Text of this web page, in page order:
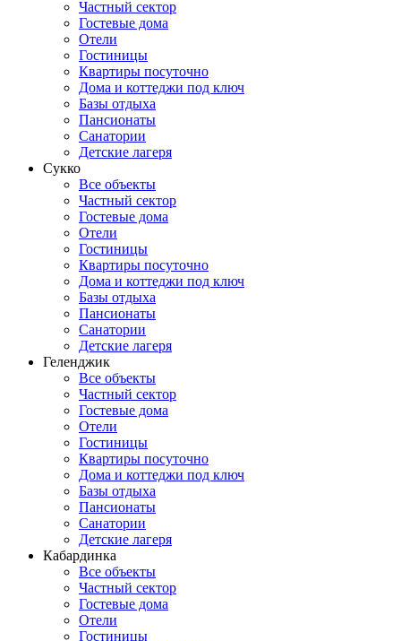
Частный сектор
Гостевые дома
Отели
Гостиницы
Квартиры посуточно
Дома и коттеджи под ключ
Базы отдыха
Пансионаты
Санатории
Детские лагеря
Сукко
Все объекты
Частный сектор
Гостевые дома
Отели
Гостиницы
Квартиры посуточно
Дома и коттеджи под ключ
Базы отдыха
Пансионаты
Санатории
Детские лагеря
Геленджик
Все объекты
Частный сектор
Гостевые дома
Отели
Гостиницы
Квартиры посуточно
Дома и коттеджи под ключ
Базы отдыха
Пансионаты
Санатории
Детские лагеря
Кабардинка
Все объекты
Частный сектор
Гостевые дома
Отели
Гостиницы